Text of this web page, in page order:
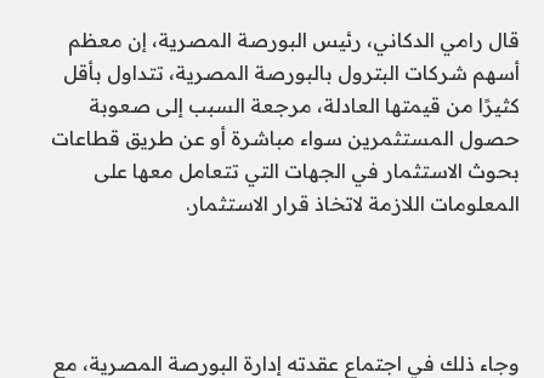
قال رامي الدكاني، رئيس البورصة المصرية، إن معظم
أسهم شركات البترول بالبورصة المصرية، تتداول بأقل
كثيرًا من قيمتها العادلة، مرجعة السبب إلى صعوبة
حصول المستثمرين سواء مباشرة أو عن طريق قطاعات
بحوث الاستثمار في الجهات التي تتعامل معها على
المعلومات اللازمة لاتخاذ قرار الاستثمار.
وجاء ذلك في اجتماع عقدته إدارة البورصة المصرية، مع